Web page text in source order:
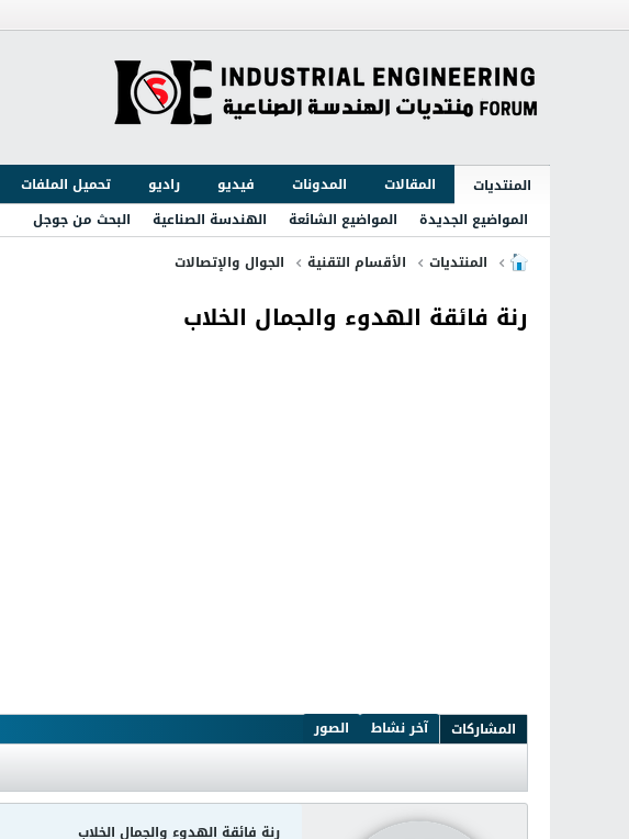
المنتديات المقالات المدونات فيديو راديو تحميل الملفات
المواضيع الجديدة
المواضيع الشائعة الهندسة الصناعية
البحث من جوجل
المنتديات
الأقسام التقنية الجوال والإتصالات
رنة فائقة الهدوء والجمال الخلاب
المشاركات آخر نشاط الصور
رنة فائقة الهدوء والجمال الخلاب